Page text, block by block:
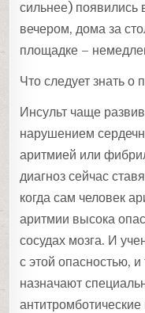
сильнее)
вечером, дома за
площадке –
Что следует знать о
Инсульт чаще
нарушением
аритмией или
диагноз сейчас
когда сам человек
аритмии высока
сосудах мозга. И
с этой опасностью,
назначают